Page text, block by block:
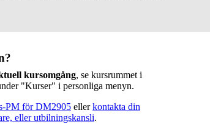
kursomgång, se kursrummet i
"Kurser" i personliga menyn.
PM för DM2905 ellerkontakta din
eller utbilningskansli.